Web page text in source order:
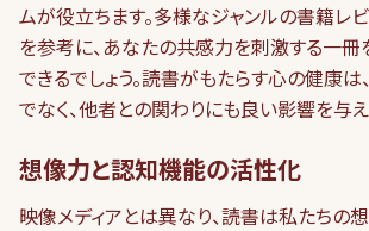
ムが役立ちます。多様なジャンルの書籍レ
を参考に、あなたの共感力を刺激する一冊
できるでしょう。読書がもたらす心の健康
でなく、他者との関わりにも良い影響を与え
想像力と認知機能の活性化
映像メディアとは異なり、読書は私たちの